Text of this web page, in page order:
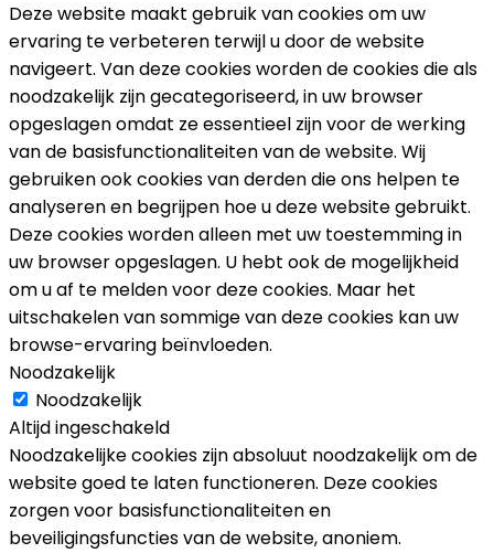
Deze website maakt gebruik van cookies om uw
ervaring te verbeteren terwijl u door de website
navigeert. Van deze cookies worden de cookies die als
noodzakelijk zijn gecategoriseerd, in uw browser
opgeslagen omdat ze essentieel zijn voor de werking
van de basisfunctionaliteiten van de website. Wij
gebruiken ook cookies van derden die ons helpen te
analyseren en begrijpen hoe u deze website gebruikt.
Deze cookies worden alleen met uw toestemming in
uw browser opgeslagen. U hebt ook de mogelijkheid
om u af te melden voor deze cookies. Maar het
uitschakelen van sommige van deze cookies kan uw
browse-ervaring beïnvloeden.
Noodzakelijk
Noodzakelijk
Altijd ingeschakeld
Noodzakelijke cookies zijn absoluut noodzakelijk om de
website goed te laten functioneren. Deze cookies
zorgen voor basisfunctionaliteiten en
beveiligingsfuncties van de website, anoniem.